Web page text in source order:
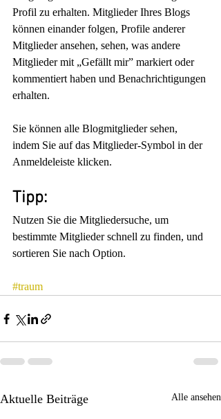
Profil zu erhalten. Mitglieder Ihres Blogs
können einander folgen, Profile anderer
Mitglieder ansehen, sehen, was andere
Mitglieder mit „Gefällt mir” markiert oder
kommentiert haben und Benachrichtigungen
erhalten.
Sie können alle Blogmitglieder sehen,
indem Sie auf das Mitglieder-Symbol in der
Anmeldeleiste klicken.
Tipp:
Nutzen Sie die Mitgliedersuche, um
bestimmte Mitglieder schnell zu finden, und
sortieren Sie nach Option.
#traum
Aktuelle Beiträge Alle ansehen